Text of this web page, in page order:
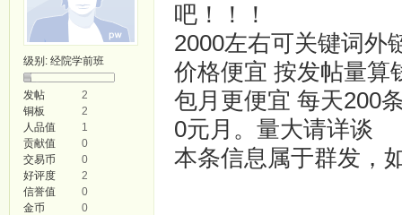
级别: 经院学前班
发帖
2
铜板
2
人品值
1
贡献值
0
交易币
0
好评度
2
信誉值
0
金币
0
吧！！！
2000左右可关键词外
价格便宜 按发帖量算
包月更便宜 每天200
0元月。量大请详谈
本条信息属于群发，